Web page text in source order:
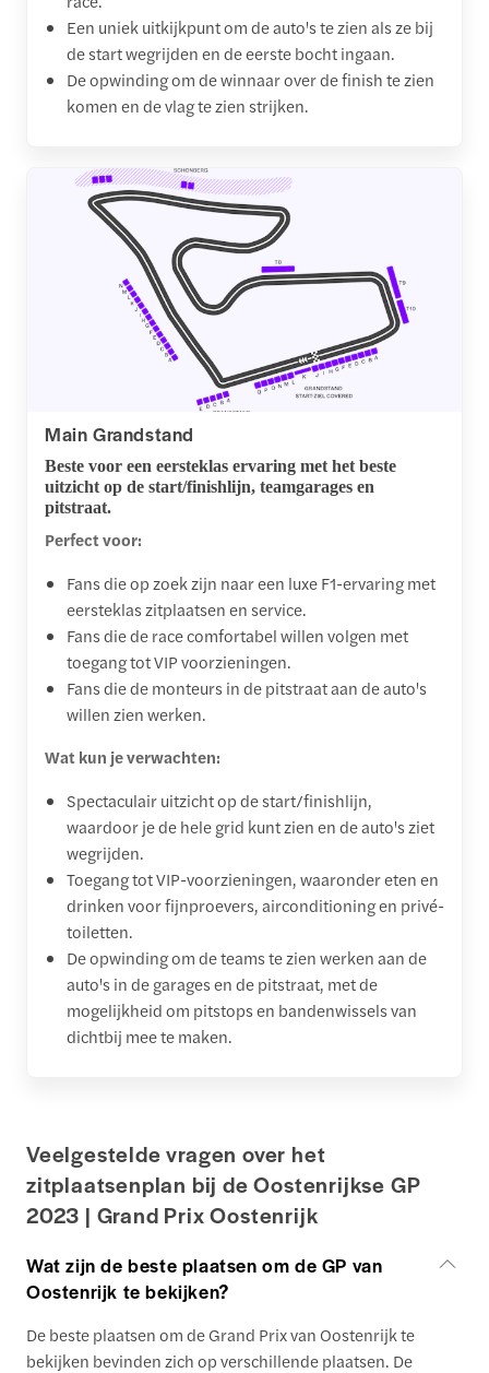
Een uniek uitkijkpunt om de auto's te zien als ze bij
de start wegrijden en de eerste bocht ingaan.
De opwinding om de winnaar over de finish te zien
komen en de vlag te zien strijken.
Main Grandstand
Beste voor een eersteklas ervaring met het beste
uitzicht op de start/finishlijn, teamgarages en
pitstraat.
Perfect voor:
Fans die op zoek zijn naar een luxe F1-ervaring met
eersteklas zitplaatsen en service.
Fans die de race comfortabel willen volgen met
toegang tot VIP voorzieningen.
Fans die de monteurs in de pitstraat aan de auto's
willen zien werken.
Wat kun je verwachten:
Spectaculair uitzicht op de start/finishlijn,
waardoor je de hele grid kunt zien en de auto's ziet
wegrijden.
Toegang tot VIP-voorzieningen, waaronder eten en
drinken voor fijnproevers, airconditioning en privé-
toiletten.
De opwinding om de teams te zien werken aan de
auto's in de garages en de pitstraat, met de
mogelijkheid om pitstops en bandenwissels van
dichtbij mee te maken.
Veelgestelde vragen over het
zitplaatsenplan bij de Oostenrijkse GP
2023 | Grand Prix Oostenrijk
Wat zijn de beste plaatsen om de GP van
Oostenrijk te bekijken?
De beste plaatsen om de Grand Prix van Oostenrijk te
bekijken bevinden zich op verschillende plaatsen. De